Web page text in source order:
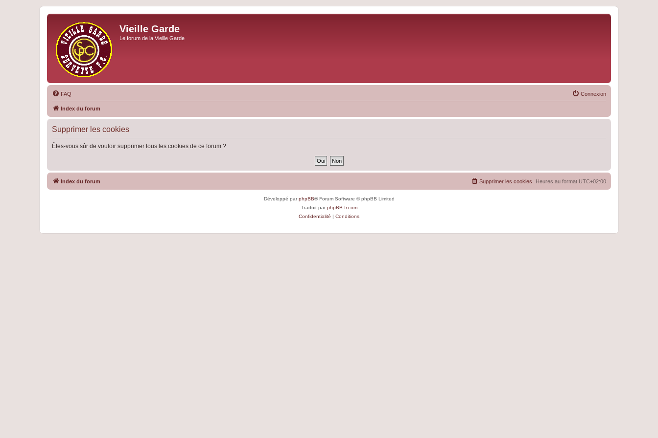
Vieille Garde
Le forum de la Vieille Garde
FAQ Connexion
Index du forum
Supprimer les cookies
Êtes-vous sûr de vouloir supprimer tous les cookies de ce forum ?
Index du forum Heures au format UTC+02:00
Supprimer les cookies
Développé parphpBB® Forum Software © phpBB Limited
Traduit parphpBB-fr.com
Confidentialité | Conditions